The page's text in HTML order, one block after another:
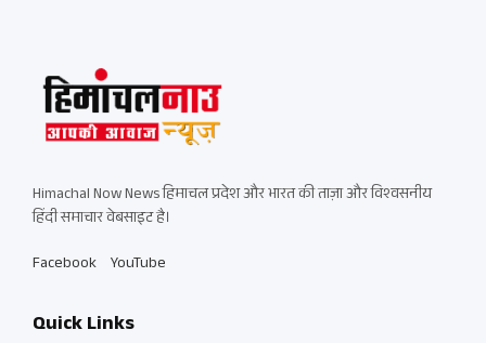
Himachal Now News हिमाचल प्रदेश और भारत की ताज़ा और विश्वसनीय
हिंदी समाचार वेबसाइट है।
Facebook YouTube
Quick Links